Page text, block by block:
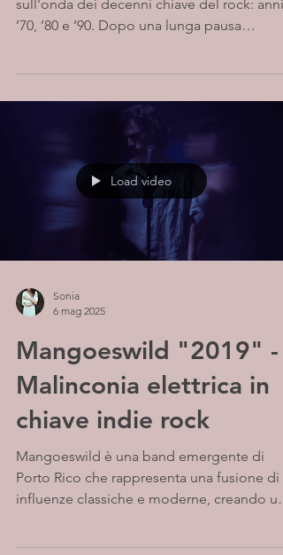
sull'onda dei decenni chiave del rock: anni
’70, ’80 e ’90. Dopo una lunga pausa
Load video
Sonia
6 mag 2025
Mangoeswild "2019" -
Malinconia elettrica in
chiave indie rock
Mangoeswild è una band emergente di
Porto Rico che rappresenta una fusione di
influenze classiche e moderne, creando un